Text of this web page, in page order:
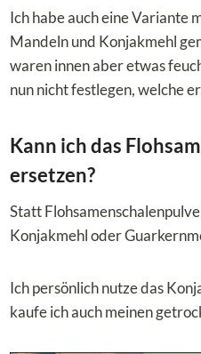
Ich habe auch eine Variante
Mandeln und Konjakmehl
waren innen aber etwas
nun nicht festlegen, welche
Kann ich das
ersetzen?
Statt
Konjakmehl oder
Ich persönlich nutze das
kaufe ich auch meinen